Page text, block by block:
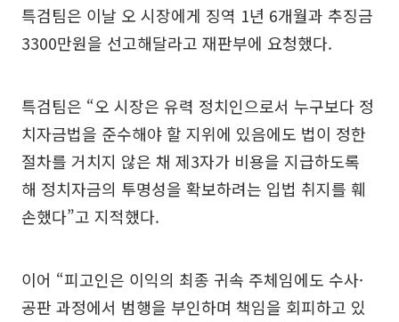
특검팀은 이날 오 시장에게 징역 1년 6개월과 추징금
3300만원을 선고해달라고 재판부에 요청했다.
특검팀은 “오 시장은 유력 정치인으로서 누구보다 정
치자금법을 준수해야 할 지위에 있음에도 법이 정한
절차를 거치지 않은 채 제3자가 비용을 지급하도록
해 정치자금의 투명성을 확보하려는 입법 취지를 훼
손했다”고 지적했다.
이어 “피고인은 이익의 최종 귀속 주체임에도 수사·
공판 과정에서 범행을 부인하며 책임을 회피하고 있